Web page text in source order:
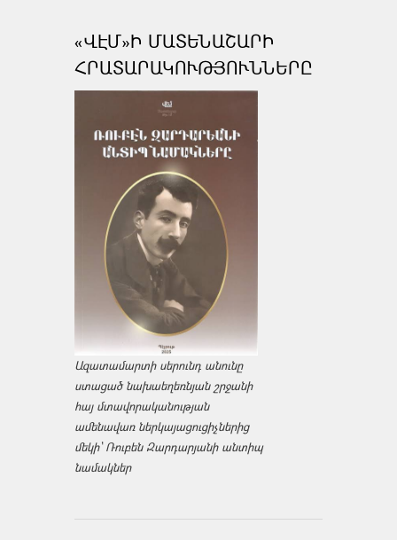
«ՎԷՄ»Ի ՄԱՏԵՆԱՇԱՐԻ
ՀՐԱՏԱՐԱԿՈՒԹՅՈՒՆՆԵՐԸ
Ազատամարտի սերունդ անունը
ստացած նախաեղեռնյան շրջանի
հայ մտավորականության
ամենավառ ներկայացուցիչներից
մեկի՝ Ռուբեն Զարդարյանի անտիպ
նամակներ